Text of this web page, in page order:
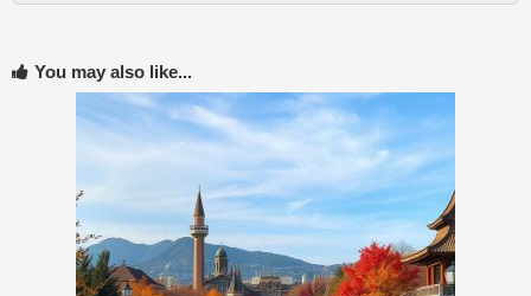
You may also like...